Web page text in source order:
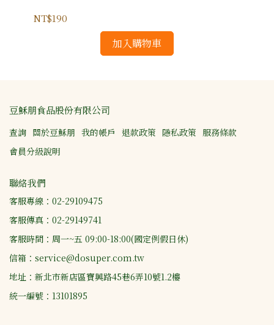
NT$190
加入購物車
豆穌朋食品股份有限公司
查詢 關於豆穌朋 我的帳戶 退款政策 隱私政策 服務條款
會員分級說明
聯絡我們
客服專線：02-29109475
客服傳真：02-29149741
客服時間：周一~五 09:00-18:00(國定例假日休)
信箱：service@dosuper.com.tw
地址：新北市新店區寶興路45巷6弄10號1.2樓
統一編號：13101895